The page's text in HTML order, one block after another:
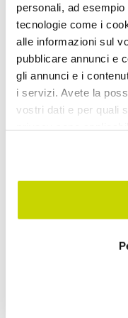
personali, ad
tecnologie come i
alle informazioni sul
pubblicare annunci e
gli annunci e i
i servizi. Avete la
vostri dati e per quali
modificare o
momento dalla
sull'icona di
raccogliere
Identificare il